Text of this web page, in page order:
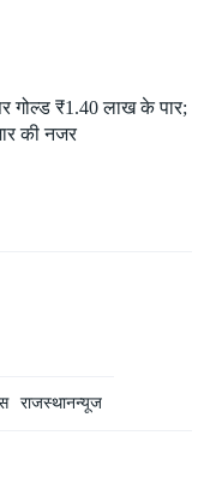
गोल्ड ₹1.40 लाख के पार;
की नजर
राजस्थानन्यूज